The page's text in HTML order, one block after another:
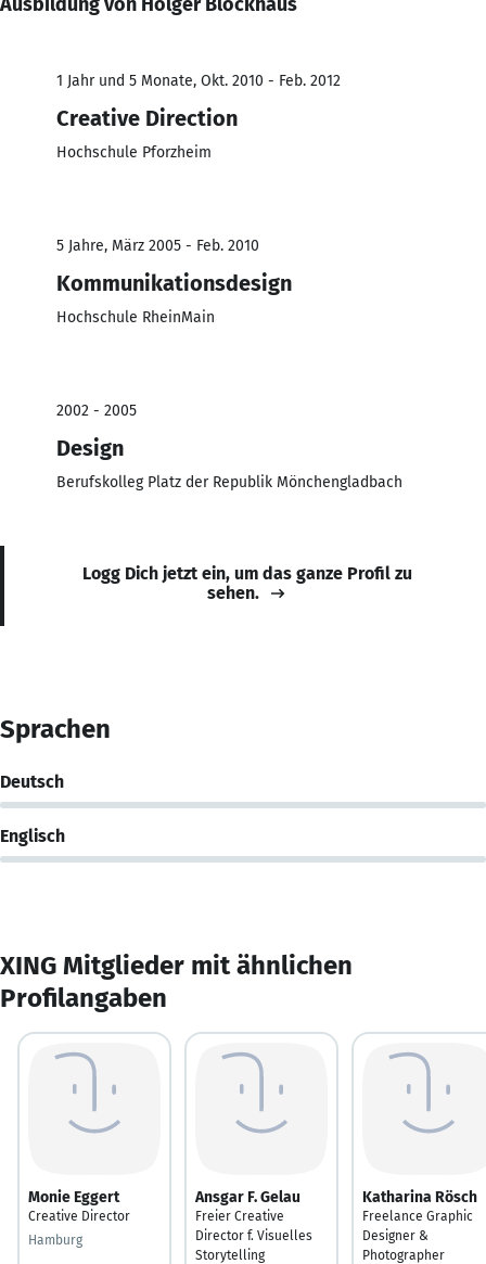
1 Jahr und 5 Monate, Okt. 2010 - Feb. 2012
Creative Direction
Hochschule Pforzheim
5 Jahre, März 2005 - Feb. 2010
Kommunikationsdesign
Hochschule RheinMain
2002 - 2005
Design
Berufskolleg Platz der Republik Mönchengladbach
Logg Dich jetzt ein, um das ganze Profil zu
sehen.
Sprachen
Deutsch
Englisch
XING Mitglieder mit ähnlichen
Profilangaben
Monie Eggert
Creative Director
Hamburg
Ansgar F. Gelau
Freier Creative
Director f. Visuelles
Storytelling
Katharina Rösch
Freelance Graphic
Designer &
Photographer